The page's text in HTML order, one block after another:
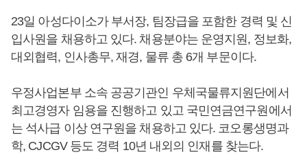
23일 아성다이소가 부서장, 팀장급을 포함한 경력 및 신
입사원을 채용하고 있다. 채용분야는 운영지원, 정보화,
대외협력, 인사총무, 재경, 물류 총 6개 부문이다.
우정사업본부 소속 공공기관인 우체국물류지원단에서
최고경영자 임용을 진행하고 있고 국민연금연구원에서
는 석사급 이상 연구원을 채용하고 있다. 코오롱생명과
학, CJCGV 등도 경력 10년 내외의 인재를 찾는다.